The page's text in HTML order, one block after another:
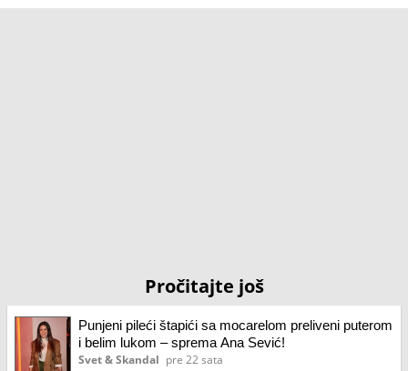
Pročitajte još
Punjeni pileći štapići sa mocarelom preliveni puterom
i belim lukom – sprema Ana Sević!
Svet & Skandal pre 22 sata